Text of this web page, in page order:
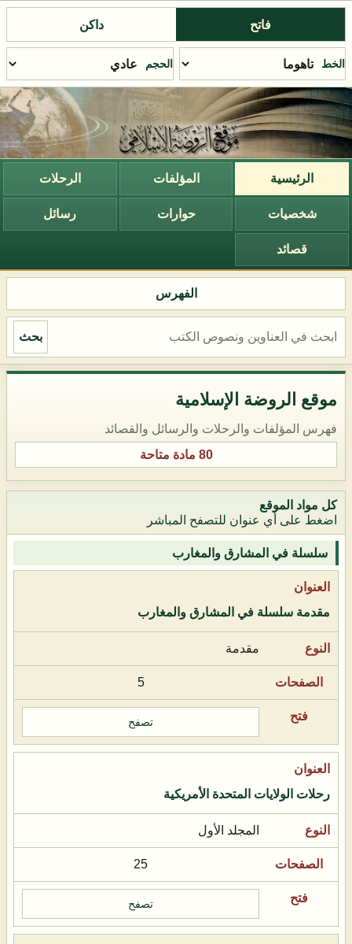
فاتح داكن
الخط الحجم
الرئيسية المؤلفات الرحلات
شخصيات حوارات رسائل
قصائد
الفهرس
بحث
موقع الروضة الإسلامية
فهرس المؤلفات والرحلات والرسائل والقصائد
80 مادة متاحة
كل مواد الموقع
اضغط على أي عنوان للتصفح المباشر
سلسلة في المشارق والمغارب
مقدمة سلسلة في المشارق والمغارب
مقدمة
5
تصفح
رحلات الولايات المتحدة الأمريكية
المجلد الأول
25
تصفح